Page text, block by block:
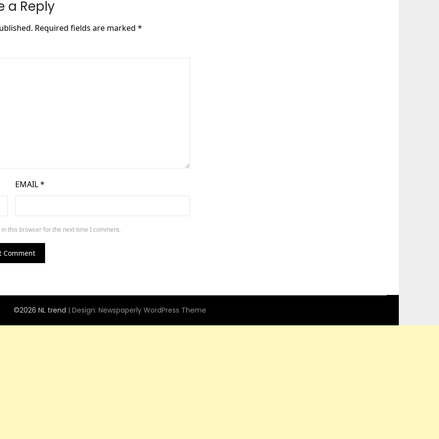
a Reply
Required fields are marked *
EMAIL*
this browser for the next time I comment.
©2026 NL trend | Design: Newspaperly WordPress Theme